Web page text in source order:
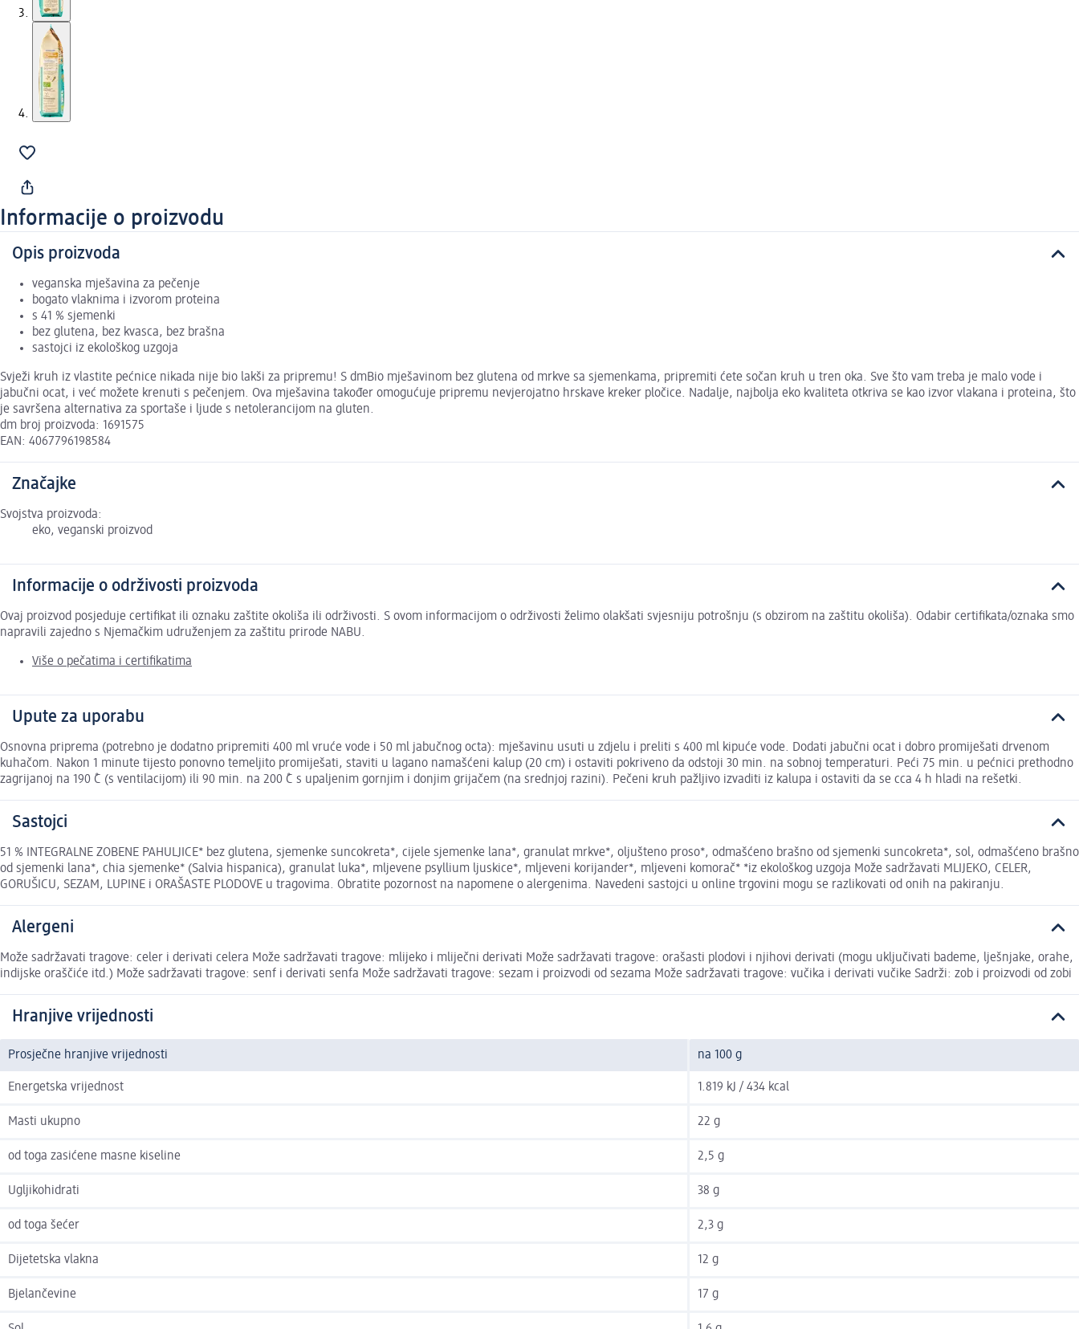
Informacije o proizvodu
Opis proizvoda
veganska mješavina za pečenje
bogato vlaknima i izvorom proteina
s 41 % sjemenki
bez glutena, bez kvasca, bez brašna
sastojci iz ekološkog uzgoja
Svježi kruh iz vlastite pećnice nikada nije bio lakši za pripremu! S dmBio mješavinom bez glutena od mrkve sa sjemenkama, pripremiti ćete sočan kruh u tren oka. Sve što vam treba je malo vode i
jabučni ocat, i već možete krenuti s pečenjem. Ova mješavina također omogućuje pripremu nevjerojatno hrskave kreker pločice. Nadalje, najbolja eko kvaliteta otkriva se kao izvor vlakana i proteina, što
je savršena alternativa za sportaše i ljude s netolerancijom na gluten.
dm broj proizvoda: 1691575
EAN: 4067796198584
Značajke
Svojstva proizvoda:
eko, veganski proizvod
Informacije o održivosti proizvoda
Ovaj proizvod posjeduje certifikat ili oznaku zaštite okoliša ili održivosti. S ovom informacijom o održivosti želimo olakšati svjesniju potrošnju (s obzirom na zaštitu okoliša). Odabir certifikata/oznaka smo
napravili zajedno s Njemačkim udruženjem za zaštitu prirode NABU.
Više o pečatima i certifikatima
Upute za uporabu
Osnovna priprema (potrebno je dodatno pripremiti 400 ml vruće vode i 50 ml jabučnog octa): mješavinu usuti u zdjelu i preliti s 400 ml kipuće vode. Dodati jabučni ocat i dobro promiješati drvenom
kuhačom. Nakon 1 minute tijesto ponovno temeljito promiješati, staviti u lagano namašćeni kalup (20 cm) i ostaviti pokriveno da odstoji 30 min. na sobnoj temperaturi. Peći 75 min. u pećnici prethodno
zagrijanoj na 190 ̊C (s ventilacijom) ili 90 min. na 200 ̊C s upaljenim gornjim i donjim grijačem (na srednjoj razini). Pečeni kruh pažljivo izvaditi iz kalupa i ostaviti da se cca 4 h hladi na rešetki.
Sastojci
51 % INTEGRALNE ZOBENE PAHULJICE* bez glutena, sjemenke suncokreta*, cijele sjemenke lana*, granulat mrkve*, oljušteno proso*, odmašćeno brašno od sjemenki suncokreta*, sol, odmašćeno brašno
od sjemenki lana*, chia sjemenke* (Salvia hispanica), granulat luka*, mljevene psyllium ljuskice*, mljeveni korijander*, mljeveni komorač* *iz ekološkog uzgoja Može sadržavati MLIJEKO, CELER,
GORUŠICU, SEZAM, LUPINE i ORAŠASTE PLODOVE u tragovima. Obratite pozornost na napomene o alergenima. Navedeni sastojci u online trgovini mogu se razlikovati od onih na pakiranju.
Alergeni
Može sadržavati tragove: celer i derivati celera Može sadržavati tragove: mlijeko i mliječni derivati Može sadržavati tragove: orašasti plodovi i njihovi derivati (mogu uključivati bademe, lješnjake, orahe,
indijske oraščiće itd.) Može sadržavati tragove: senf i derivati senfa Može sadržavati tragove: sezam i proizvodi od sezama Može sadržavati tragove: vučika i derivati vučike Sadrži: zob i proizvodi od zobi
Hranjive vrijednosti
Prosječne hranjive vrijednosti na 100 g
Energetska vrijednost 1.819 kJ / 434 kcal
Masti ukupno 22 g
od toga zasićene masne kiseline 2,5 g
Ugljikohidrati 38 g
od toga šećer 2,3 g
Dijetetska vlakna 12 g
Bjelančevine 17 g